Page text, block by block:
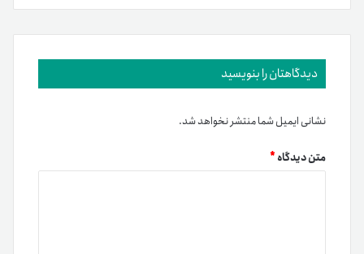
دیدگاهتان را بنویسید
نشانی ایمیل شما منتشر نخواهد شد.
متن دیدگاه*